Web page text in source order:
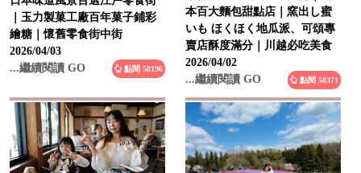
｜玉力製菓工廠百年菓子鋪彩
繪糖｜懷舊零食街中街
2026/04/03
...繼續閱讀 GO
點閱 58196
本百大麵包甜點店｜窯出し蜜
いも ほくほく地瓜派、可頌專
賣店酥度滿分｜川越必吃美食
2026/04/02
...繼續閱讀 GO
點閱 58371